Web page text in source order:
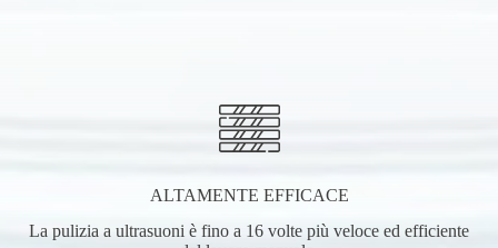
ALTAMENTE EFFICACE
La pulizia a ultrasuoni è fino a 16 volte più veloce ed efficiente